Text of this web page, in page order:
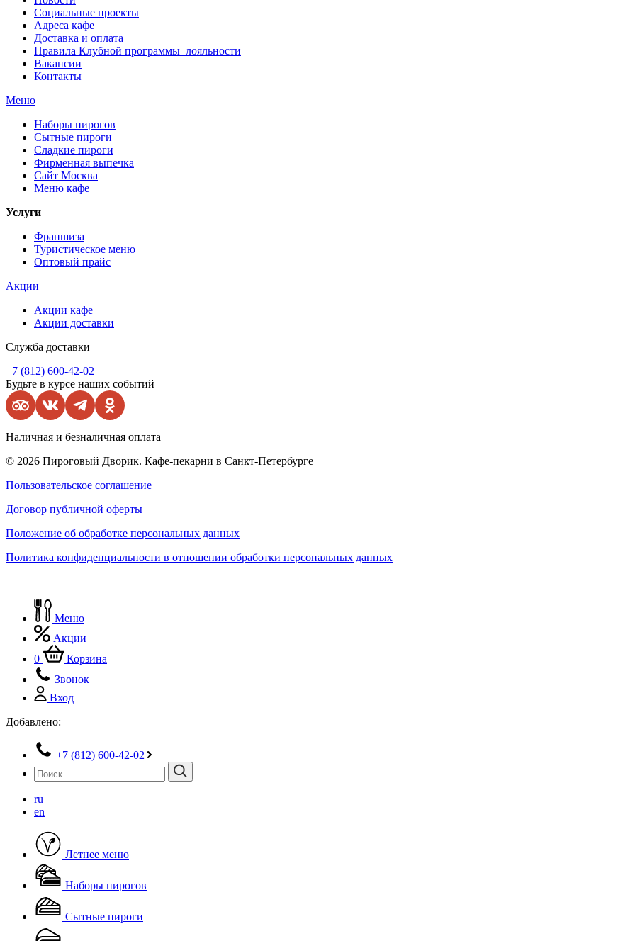
Социальные проекты
Адреса кафе
Доставка и оплата
Правила Клубной программы лояльности
Вакансии
Контакты
Меню
Наборы пирогов
Сытные пироги
Сладкие пироги
Фирменная выпечка
Сайт Москва
Меню кафе
Услуги
Франшиза
Туристическое меню
Оптовый прайс
Акции
Акции кафе
Акции доставки
Служба доставки
+7 (812) 600-42-02
Будьте в курсе наших событий
Наличная и безналичная оплата
© 2026 Пироговый Дворик. Кафе-пекарни в Санкт-Петербурге
Пользовательское соглашение
Договор публичной оферты
Положение об обработке персональных данных
Политика конфиденциальности в отношении обработки персональных данных
Меню
Акции
0
Корзина
Звонок
Вход
Добавлено:
+7 (812) 600-42-02
ru
en
Летнее меню
Наборы пирогов
Сытные пироги